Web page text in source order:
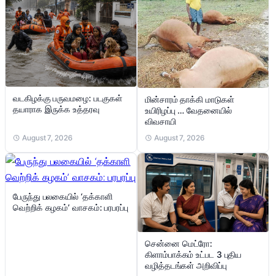
வடகிழக்கு பருவமழை: படகுகள்
தயாராக இருக்க உத்தரவு
August 7, 2026
மின்சாரம் தாக்கி மாடுகள்
உயிரிழப்பு … வேதனையில்
விவசாயி
August 7, 2026
பேருந்து பலகையில் ‘தக்காளி
வெற்றிக் கழகம்’ வாசகம்: பரபரப்பு
சென்னை மெட்ரோ:
கிளாம்பாக்கம் உட்பட 3 புதிய
வழித்தடங்கள் அறிவிப்பு